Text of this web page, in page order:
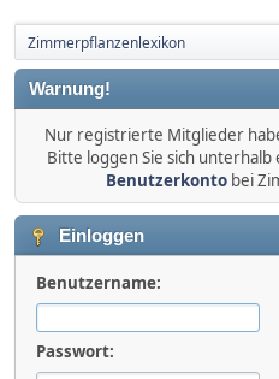
Zimmerpflanzenlexikon
Warnung!
Nur registrierte Mitglieder
Bitte loggen Sie sich unterhalb
Benutzerkonto bei
Einloggen
Benutzername:
Passwort: